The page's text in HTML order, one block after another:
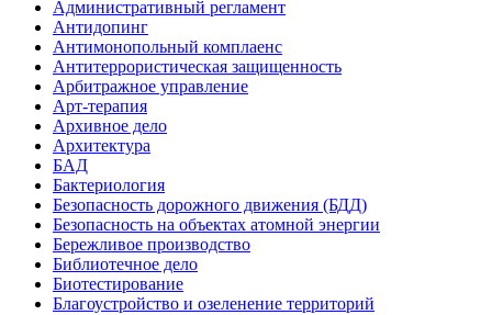
Административный регламент
Антидопинг
Антимонопольный комплаенс
Антитеррористическая защищенность
Арбитражное управление
Арт-терапия
Архивное дело
Архитектура
БАД
Бактериология
Безопасность дорожного движения (БДД)
Безопасность на объектах атомной энергии
Бережливое производство
Библиотечное дело
Биотестирование
Благоустройство и озеленение территорий